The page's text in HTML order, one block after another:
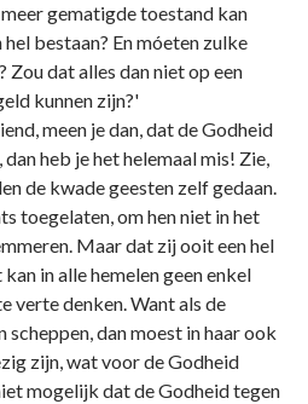
gematigde toestand kan
bestaan? En móeten zulke
Zou dat alles dan niet op een
kunnen zijn?'
meen je dan, dat de Godheid
heb je het helemaal mis! Zie,
de kwade geesten zelf gedaan.
toegelaten, om hen niet in het
Maar dat zij ooit een hel
in alle hemelen geen enkel
verte denken. Want als de
scheppen, dan moest in haar ook
zijn, wat voor de Godheid
mogelijk dat de Godheid tegen